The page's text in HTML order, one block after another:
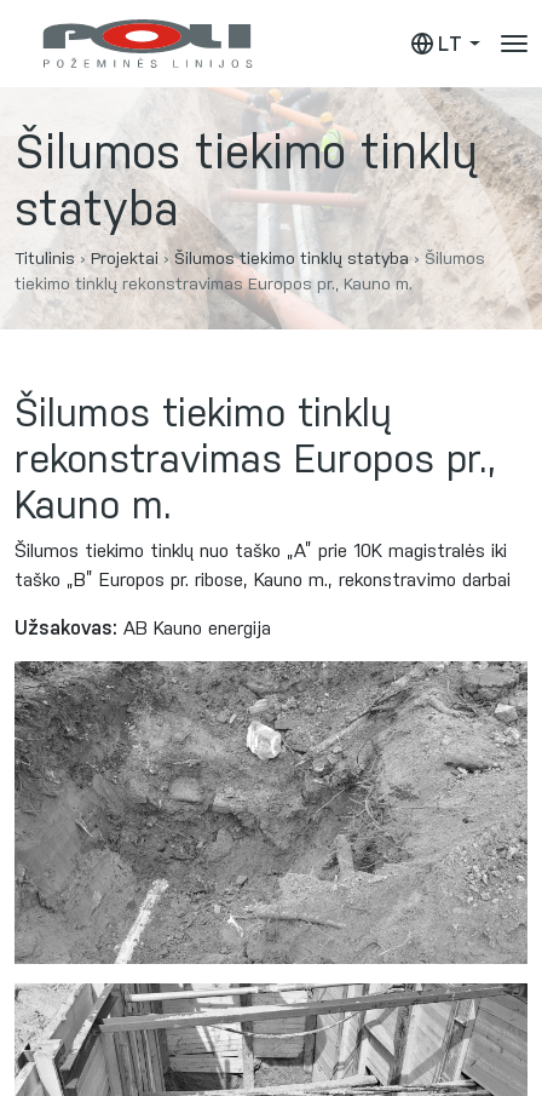
LT
Šilumos tiekimo tinklų
statyba
Titulinis › Projektai › Šilumos tiekimo tinklų statyba› Šilumos
tiekimo tinklų rekonstravimas Europos pr., Kauno m.
Šilumos tiekimo tinklų
rekonstravimas Europos pr.,
Kauno m.
Šilumos tiekimo tinklų nuo taško „A” prie 10K magistralės iki
taško „B” Europos pr. ribose, Kauno m., rekonstravimo darbai
Užsakovas: AB Kauno energija